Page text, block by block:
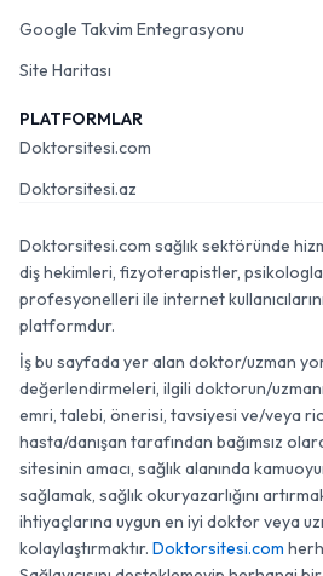
Google Takvim Entegrasyonu
Site Haritası
PLATFORMLAR
Doktorsitesi.com
Doktorsitesi.az
Doktorsitesi.com sağlık sektöründe
diş hekimleri, fizyoterapistler,
profesyonelleri ile internet
platformdur.
İş bu sayfada yer alan doktor/uzman
değerlendirmeleri, ilgili doktorun/
emri, talebi, önerisi, tavsiyesi ve/veya
hasta/danışan tarafından bağımsız
sitesinin amacı, sağlık alanında
sağlamak, sağlık okuryazarlığını
ihtiyaçlarına uygun en iyi doktor veya
kolaylaştırmaktır. Doktorsitesi.com